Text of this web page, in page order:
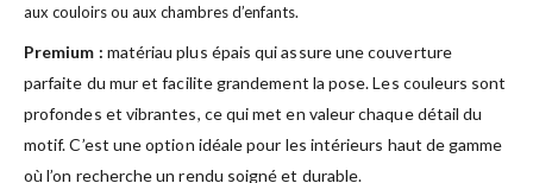
aux couloirs ou aux chambres d’enfants.
Premium : matériau plus épais qui assure une couverture
parfaite du mur et facilite grandement la pose. Les couleurs sont
profondes et vibrantes, ce qui met en valeur chaque détail du
motif. C’est une option idéale pour les intérieurs haut de gamme
où l’on recherche un rendu soigné et durable.